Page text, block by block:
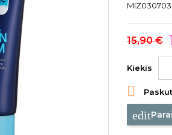
15,90 €
Kiekis

edit